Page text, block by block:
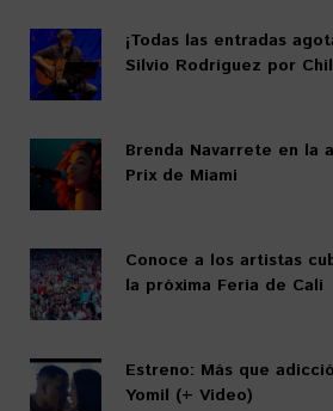
¡Todas las entradas
Silvio Rodríguez por
Brenda Navarrete en la
Prix de Miami
Conoce a los artistas
la próxima Feria de Cali
Estreno: Más que
Yomil (+ Video)